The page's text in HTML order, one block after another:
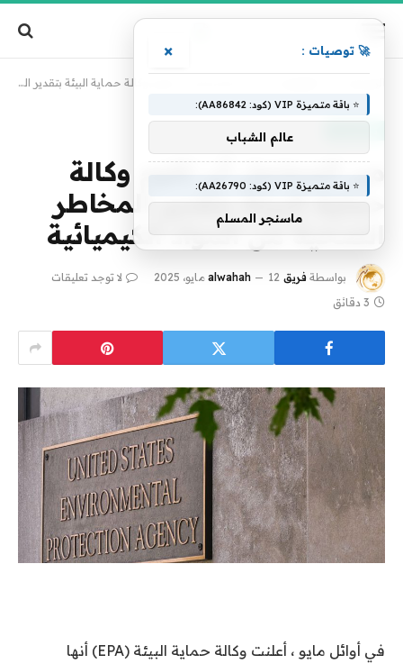
من المحتمل أن تقوم وكالة حماية البيئة بتقدير المخاطر الصحية من المواد الكيميائية
من المحتمل أن تقوم وكالة
حماية البيئة بتقدير المخاطر
الصحية من المواد الكيميائية
بواسطة فريق alwahah 12 مايو، 2025
لا توجد تعليقات
3 دقائق
في أوائل مايو ،
أعلنت وكالة حماية البيئة (EPA) أنها
🚀 توصيات : ×
⭐ باقة متميزة VIP (كود: AA86842):
عالم الشباب
⭐ باقة متميزة VIP (كود: AA26790):
ماسنجر المسلم